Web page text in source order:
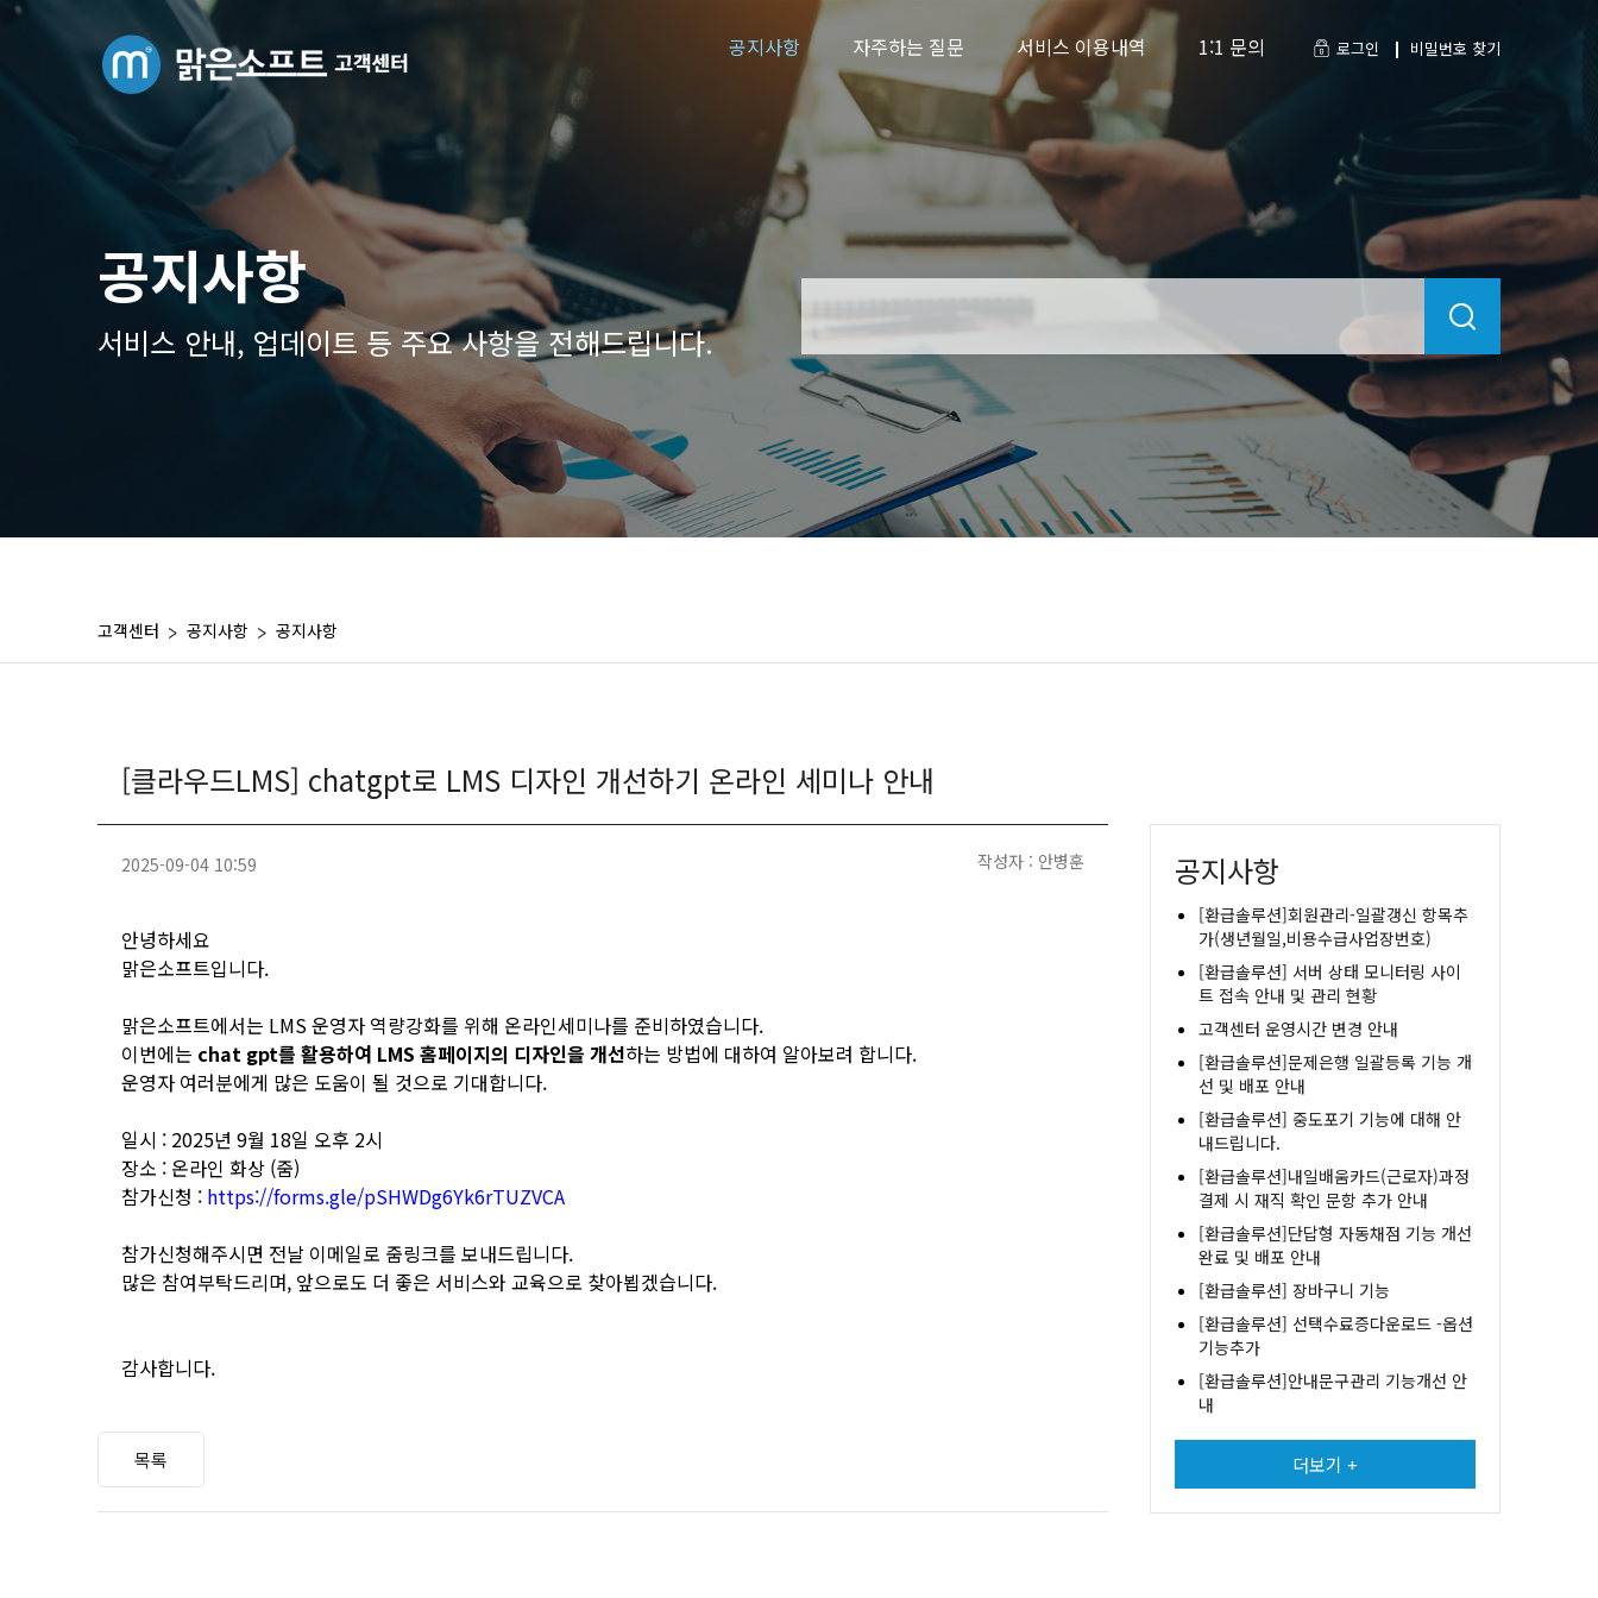
공지사항 자주하는 질문 서비스 이용내역 1:1 문의 로그인 비밀번호 찾기
공지사항
서비스 안내, 업데이트 등 주요 사항을 전해드립니다.
고객센터 공지사항 공지사항
[클라우드LMS] chatgpt로 LMS 디자인 개선하기 온라인 세미나 안내
2025-09-04 10:59 작성자 : 안병훈
안녕하세요
맑은소프트입니다.
맑은소프트에서는 LMS 운영자 역량강화를 위해 온라인세미나를 준비하였습니다.
이번에는 chat gpt를 활용하여 LMS 홈페이지의 디자인을 개선하는 방법에 대하여 알아보려 합니다.
운영자 여러분에게 많은 도움이 될 것으로 기대합니다.
일시 : 2025년 9월 18일 오후 2시
장소 : 온라인 화상 (줌)
참가신청 : https://forms.gle/pSHWDg6Yk6rTUZVCA
참가신청해주시면 전날 이메일로 줌링크를 보내드립니다.
많은 참여부탁드리며, 앞으로도 더 좋은 서비스와 교육으로 찾아뵙겠습니다.
감사합니다.
목록
공지사항
[환급솔루션]회원관리-일괄갱신 항목추
가(생년월일,비용수급사업장번호)
[환급솔루션] 서버 상태 모니터링 사이
트 접속 안내 및 관리 현황
고객센터 운영시간 변경 안내
[환급솔루션]문제은행 일괄등록 기능 개
선 및 배포 안내
[환급솔루션] 중도포기 기능에 대해 안
내드립니다.
[환급솔루션]내일배움카드(근로자)과정
결제 시 재직 확인 문항 추가 안내
[환급솔루션]단답형 자동채점 기능 개선
완료 및 배포 안내
[환급솔루션] 장바구니 기능
[환급솔루션] 선택수료증다운로드 -옵션
기능추가
[환급솔루션]안내문구관리 기능개선 안
내
더보기 +